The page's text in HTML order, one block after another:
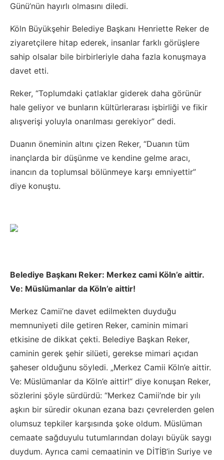
Günü’nün hayırlı olmasını diledi.
Köln Büyükşehir Belediye Başkanı Henriette Reker de
ziyaretçilere hitap ederek, insanlar farklı görüşlere
sahip olsalar bile birbirleriyle daha fazla konuşmaya
davet etti.
Reker, “Toplumdaki çatlaklar giderek daha görünür
hale geliyor ve bunların kültürlerarası işbirliği ve fikir
alışverişi yoluyla onarılması gerekiyor” dedi.
Duanın öneminin altını çizen Reker, “Duanın tüm
inançlarda bir düşünme ve kendine gelme aracı,
inancın da toplumsal bölünmeye karşı emniyettir”
diye konuştu.
Belediye Başkanı Reker: Merkez cami Köln’e aittir.
Ve: Müslümanlar da Köln’e aittir!
Merkez Camii’ne davet edilmekten duyduğu
memnuniyeti dile getiren Reker, caminin mimari
etkisine de dikkat çekti. Belediye Başkan Reker,
caminin gerek şehir silüeti, gerekse mimari açıdan
şaheser olduğunu söyledi. „Merkez Camii Köln’e aittir.
Ve: Müslümanlar da Köln’e aittir!“ diye konuşan Reker,
sözlerini şöyle sürdürdü: “Merkez Camii’nde bir yılı
aşkın bir süredir okunan ezana bazı çevrelerden gelen
olumsuz tepkiler karşısında şoke oldum. Müslüman
cemaate sağduyulu tutumlarından dolayı büyük saygı
duydum. Ayrıca cami cemaatinin ve DİTİB’in Suriye ve